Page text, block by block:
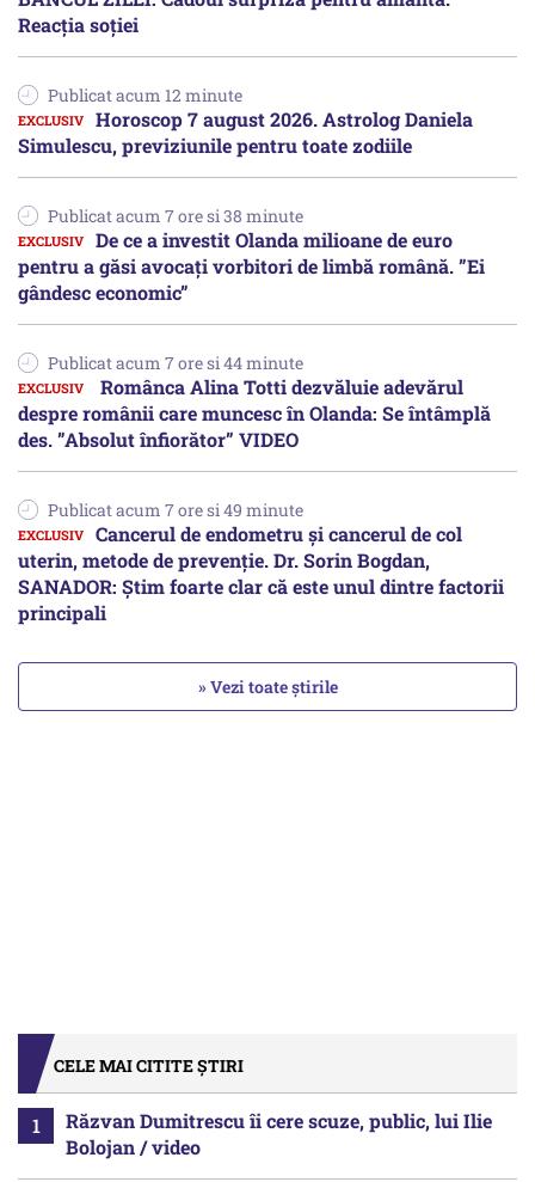
Reacția soției
Publicat acum 12 minute
Horoscop 7 august 2026. Astrolog Daniela
Simulescu, previziunile pentru toate zodiile
Publicat acum 7 ore si 38 minute
De ce a investit Olanda milioane de euro
pentru a găsi avocați vorbitori de limbă română. ”Ei
gândesc economic”
Publicat acum 7 ore si 44 minute
Românca Alina Totti dezvăluie adevărul
despre românii care muncesc în Olanda: Se întâmplă
des. ”Absolut înfiorător” VIDEO
Publicat acum 7 ore si 49 minute
Cancerul de endometru și cancerul de col
uterin, metode de prevenție. Dr. Sorin Bogdan,
SANADOR: Știm foarte clar că este unul dintre factorii
principali
» Vezi toate știrile
CELE MAI CITITE ȘTIRI
Răzvan Dumitrescu îi cere scuze, public, lui Ilie
Bolojan / video